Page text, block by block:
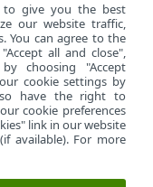
to give you the best
our website traffic,
You can agree to the
all and close",
choosing "Accept
cookie settings by
have the right to
cookie preferences
link in our website
available). For more